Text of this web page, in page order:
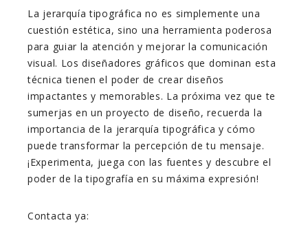
La jerarquía tipográfica no es simplemente una
cuestión estética, sino una herramienta poderosa
para guiar la atención y mejorar la comunicación
visual. Los diseñadores gráficos que dominan esta
técnica tienen el poder de crear diseños
impactantes y memorables. La próxima vez que te
sumerjas en un proyecto de diseño, recuerda la
importancia de la jerarquía tipográfica y cómo
puede transformar la percepción de tu mensaje.
¡Experimenta, juega con las fuentes y descubre el
poder de la tipografía en su máxima expresión!
Contacta ya: